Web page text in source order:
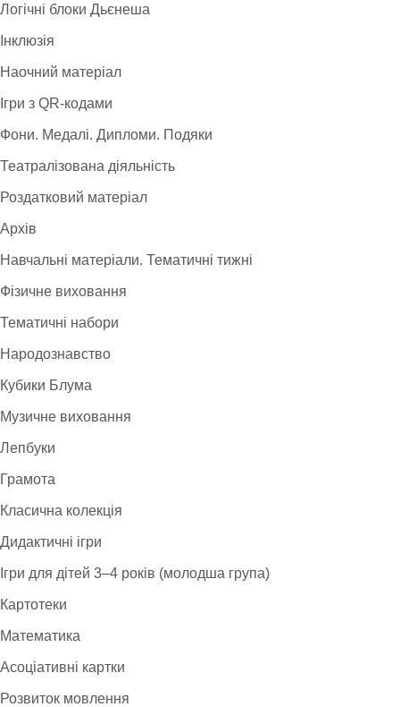
Логічні блоки Дьєнеша
Інклюзія
Наочний матеріал
Ігри з QR-кодами
Фони. Медалі. Дипломи. Подяки
Театралізована діяльність
Роздатковий матеріал
Архів
Навчальні матеріали. Тематичні тижні
Фізичне виховання
Тематичні набори
Народознавство
Кубики Блума
Музичне виховання
Лепбуки
Грамота
Класична колекція
Дидактичні ігри
Ігри для дітей 3–4 років (молодша група)
Картотеки
Математика
Асоціативні картки
Розвиток мовлення